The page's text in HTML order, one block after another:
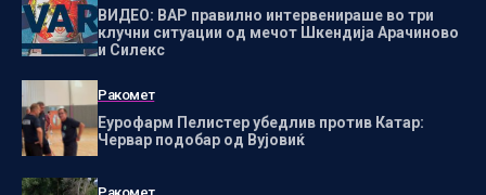
ВИДЕО: ВАР правилно интервенираше во три
клучни ситуации од мечот Шкендија Арачиново
и Силекс
Ракомет
Еурофарм Пелистер убедлив против Катар:
Червар подобар од Вујовиќ